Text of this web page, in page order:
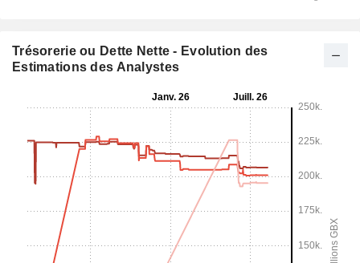
Trésorerie ou Dette Nette - Evolution des
Estimations des Analystes